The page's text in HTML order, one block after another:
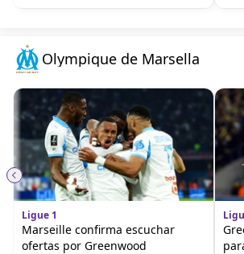
Olympique de Marsella
Ligue 1
Marseille confirma escuchar
ofertas por Greenwood